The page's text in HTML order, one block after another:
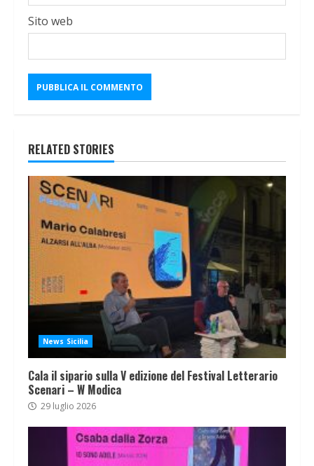
Sito web
RELATED STORIES
News Sicilia
Cala il sipario sulla V edizione del Festival Letterario
Scenari – W Modica
29 luglio 2026